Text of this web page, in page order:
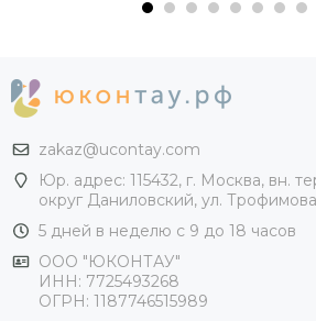
zakaz@ucontay.com
Юр. адрес: 115432, г. Москва, вн.
округ Даниловский, ул.
5 дней в неделю с 9 до 18 часов
ООО "ЮКОНТАУ"
ИНН: 7725493268
ОГРН: 1187746515989